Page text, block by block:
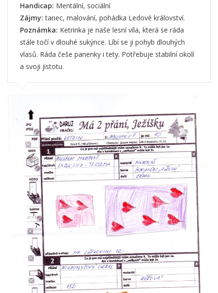
Handicap: Mentální, sociální
Zájmy: tanec, malování, pohádka Ledové království.
Poznámka: Ketrinka je naše lesní víla, která se ráda
stále točí v dlouhé sukýnce. Líbí se ji pohyb dlouhých
vlasů. Ráda češe panenky i tety. Potřebuje stabilní okolí
a svoji jistotu.